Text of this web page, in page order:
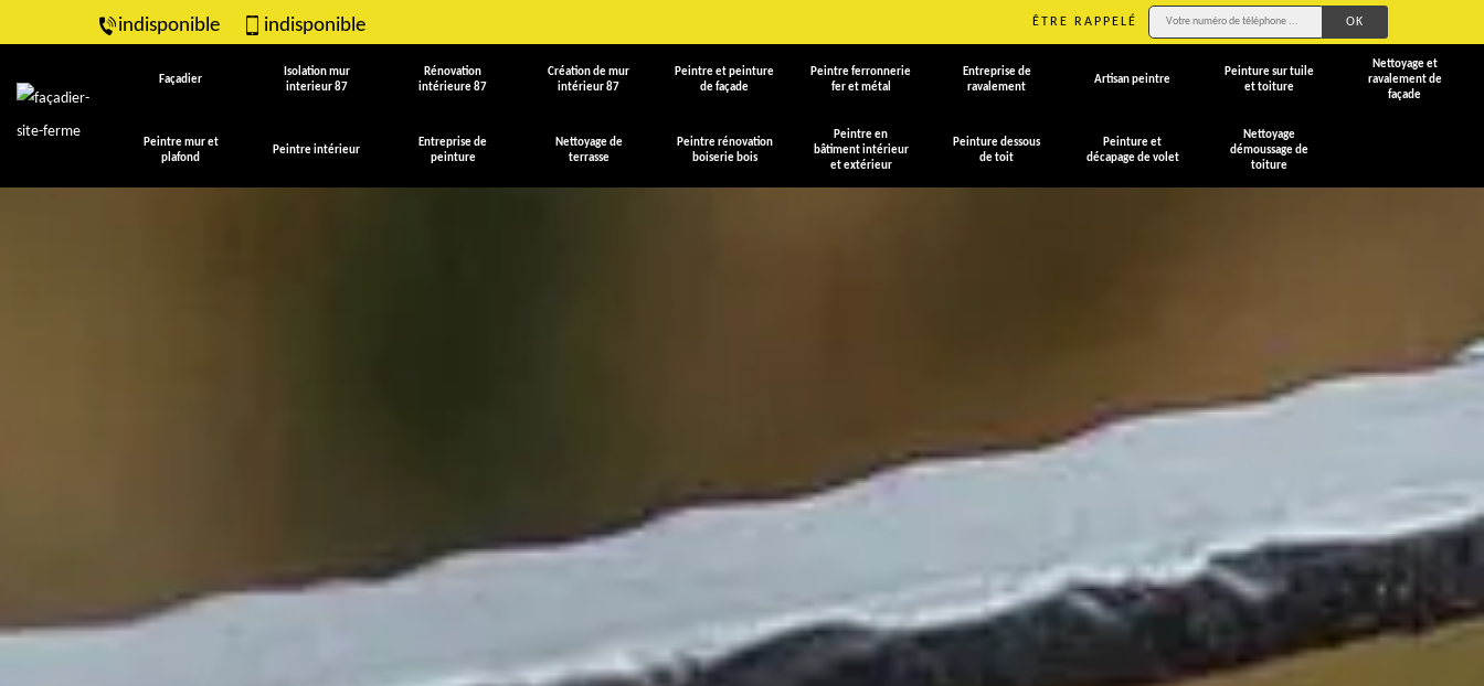
indisponible indisponible ÊTRE RAPPELÉ
Façadier
Isolation mur
interieur 87
Rénovation
intérieure 87
Création de mur
intérieur 87
Peintre et peinture
de façade
Peintre ferronnerie
fer et métal
Entreprise de
ravalement
Artisan peintre
Peinture sur tuile
et toiture
Nettoyage et
ravalement de
façade
Peintre mur et
plafond
Peintre intérieur
Entreprise de
peinture
Nettoyage de
terrasse
Peintre rénovation
boiserie bois
Peintre en
bâtiment intérieur
et extérieur
Peinture dessous
de toit
Peinture et
décapage de volet
Nettoyage
démoussage de
toiture